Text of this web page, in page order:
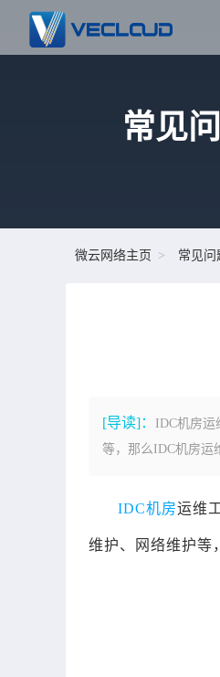
常见
微云网络主页 常见问
[导读]：
IDC机房运
等，那么IDC机房运
IDC机房运维
维护、网络维护等